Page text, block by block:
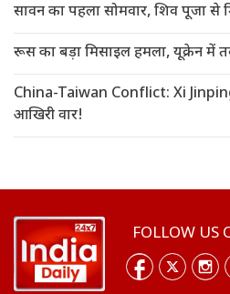
सावन का पहला सोमवार, शिव पूजा से
रूस का बड़ा मिसाइल हमला, यूक्रेन में
China-Taiwan Conflict: Xi
आखिरी वार!
FOLLOW US